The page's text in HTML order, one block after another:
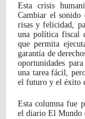
Esta crisis
Cambiar el sonido
risas y felicidad,
una política fiscal
que permita
garantía de
oportunidades
una tarea fácil,
el futuro y el éxito
Esta columna fue
el diario El Mundo